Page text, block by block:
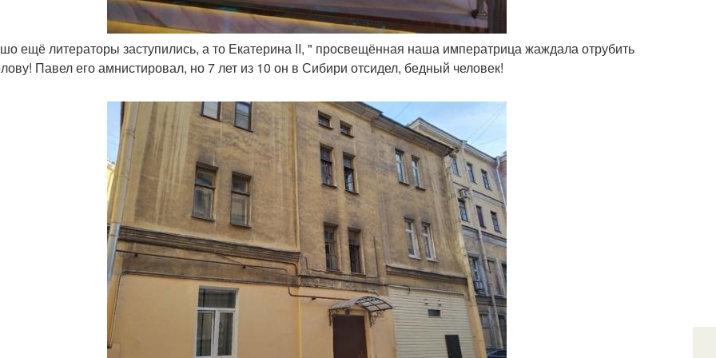
ещё литераторы заступились, а то Екатерина II, " просвещённая наша императрица жаждала отрубить
Павел его амнистировал, но 7 лет из 10 он в Сибири отсидел, бедный человек!